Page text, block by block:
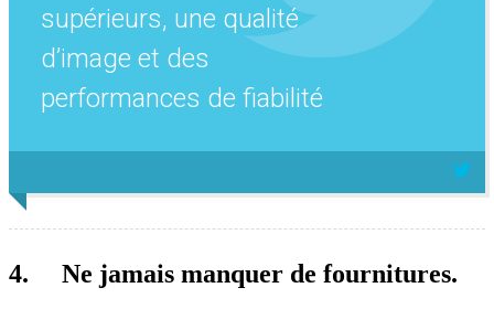
supérieurs, une qualité
d’image et des
performances de fiabilité
4. Ne jamais manquer de fournitures.